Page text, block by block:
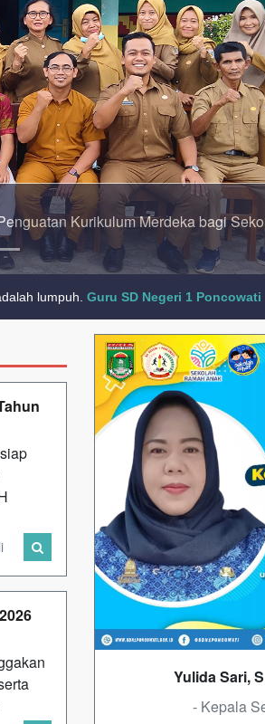
dan Siswa SD Negeri 1 Poncowati
mempersiapkan dirinya hari ini.Guru SD
lumpuh. Guru SD Negeri 1 Poncowati
Yulida Sari,
- Kepala